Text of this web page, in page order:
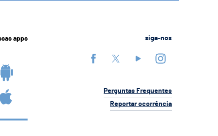
apps siga-nos
Perguntas Frequentes
Reportar ocorrência